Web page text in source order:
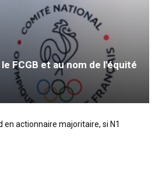
FCGB et au nom de l’équité
en actionnaire majoritaire, si N1